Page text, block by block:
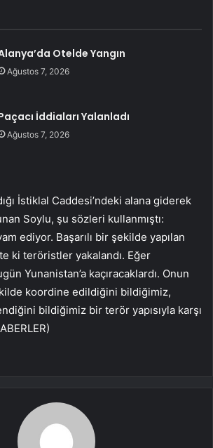
Otelde Yangın
Ağustos 7, 2026
İddiaları Yalanladı
Ağustos 7, 2026
İstiklal Caddesi’ndeki alana giderek
Soylu, şu sözleri kullanmıştı:
ediyor. Başarılı bir şekilde yapılan
ki teröristler yakalandı. Eğer
Yunanistan’a kaçıracaklardı. Onun
koordine edildiğini bildiğimiz,
bildiğimiz bir terör yapısıyla karşı